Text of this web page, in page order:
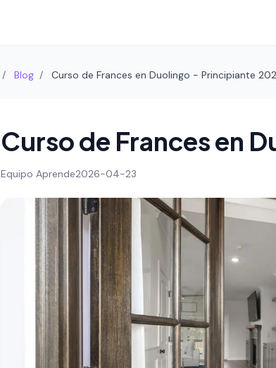
/ Blog / Curso de Frances en Duolingo - Principiante
Curso de Frances en
Equipo Aprende2026-04-23